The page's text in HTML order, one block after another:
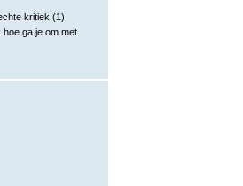
kritiek (1)
ga je om met